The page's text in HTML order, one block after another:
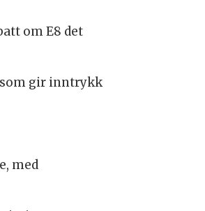
om E8 det
gir inntrykk
med